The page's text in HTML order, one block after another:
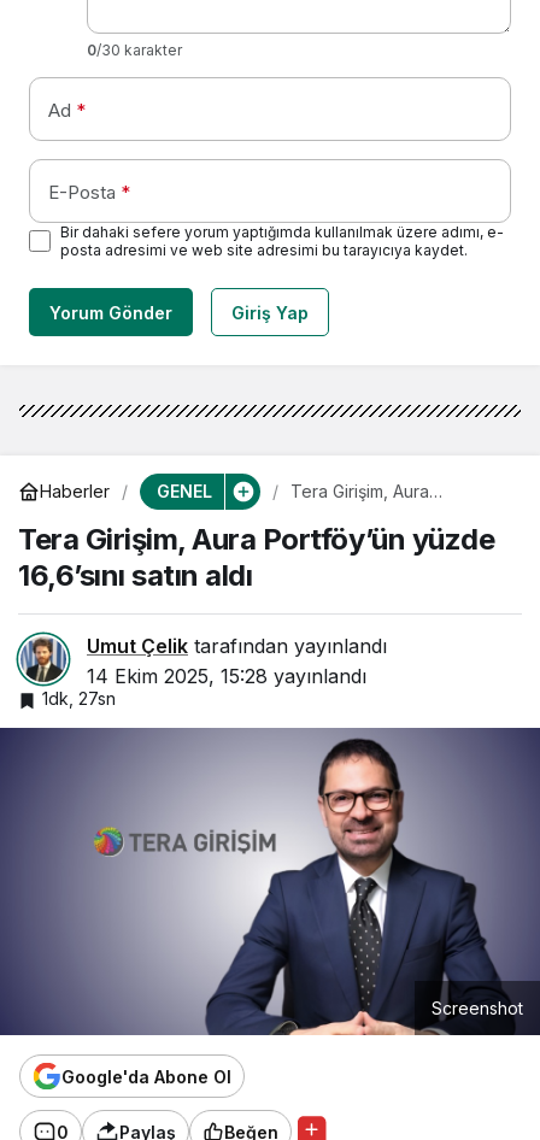
0/30 karakter
Ad *
E-Posta *
Bir dahaki sefere yorum yaptığımda kullanılmak üzere adımı, e-
posta adresimi ve web site adresimi bu tarayıcıya kaydet.
Yorum Gönder Giriş Yap
Haberler GENEL
Tera Girişim, Aura
satın aldı
Tera Girişim, Aura Portföy’ün yüzde
16,6’sını satın aldı
Umut Çelik tarafından yayınlandı
14 Ekim 2025, 15:28 yayınlandı
1dk, 27sn
Screenshot
Google'da Abone Ol
0 Paylaş Beğen